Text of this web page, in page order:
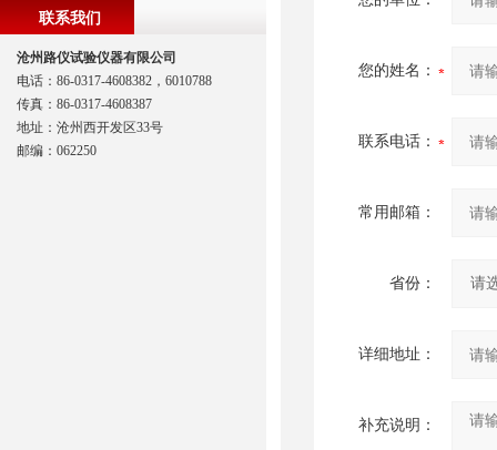
您的姓名：
联系电话：
常用邮箱：
省份：
详细地址：
补充说明：
联系我们
沧州路仪试验仪器有限公司
电话：86-0317-4608382，6010788
传真：86-0317-4608387
地址：沧州西开发区33号
邮编：062250